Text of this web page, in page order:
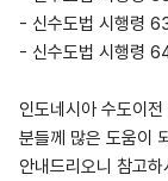
- 신수도법 시행령
- 신수도법 시행령
인도네시아 수도이
분들께 많은 도움이
안내드리오니 참고